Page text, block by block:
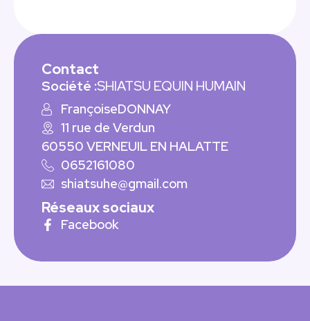
Contact
Société :SHIATSU EQUIN HUMAIN
FrançoiseDONNAY
11 rue de Verdun
60550 VERNEUIL EN HALATTE
0652161080
shiatsuhe@gmail.com
Réseaux sociaux
Facebook